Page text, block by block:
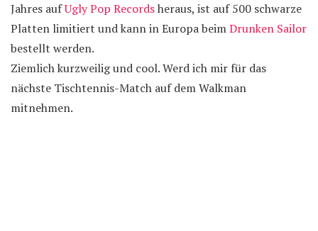
Jahres aufUgly Pop Recordsheraus, ist auf 500 schwarze
Platten limitiert und kann in Europa beimDrunken Sailor
bestellt werden.
Ziemlich kurzweilig und cool. Werd ich mir für das
nächste Tischtennis-Match auf dem Walkman
mitnehmen.